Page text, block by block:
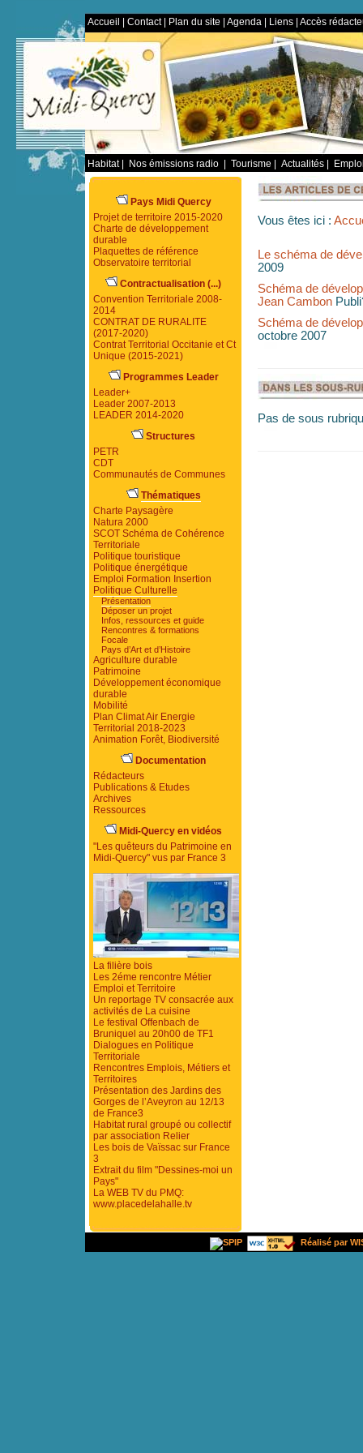
Accueil Contact| Plan du site Agenda Liens Accès
Habitat| Nos émissions radio Tourisme Actualités
Vous êtes ici :
Le schéma de
2009
Schéma de
Jean Cambon
Schéma de
octobre 2007
Pas de sous
Pays Midi Quercy
Projet de territoire 2015-2020
Charte de développement
durable
Plaquettes de référence
Observatoire territorial
Contractualisation (...)
Convention Territoriale 2008-
2014
CONTRAT DE RURALITE
(2017-2020)
Contrat Territorial Occitanie et Ct
Unique (2015-2021)
Programmes Leader
Leader+
Leader 2007-2013
LEADER 2014-2020
Structures
PETR
CDT
Communautés de Communes
Thématiques
Charte Paysagère
Natura 2000
SCOT Schéma de Cohérence
Territoriale
Politique touristique
Politique énergétique
Emploi Formation Insertion
Politique Culturelle
Présentation
Déposer un projet
Infos, ressources et guide
Rencontres & formations
Focale
Pays d’Art et d’Histoire
Agriculture durable
Patrimoine
Développement économique
durable
Mobilité
Plan Climat Air Energie
Territorial 2018-2023
Animation Forêt, Biodiversité
Documentation
Rédacteurs
Publications & Etudes
Archives
Ressources
Midi-Quercy en vidéos
"Les quêteurs du Patrimoine en
Midi-Quercy" vus par France 3
La filière bois
Les 2éme rencontre Métier
Emploi et Territoire
Un reportage TV consacrée aux
activités de La cuisine
Le festival Offenbach de
Bruniquel au 20h00 de TF1
Dialogues en Politique
Territoriale
Rencontres Emplois, Métiers et
Territoires
Présentation des Jardins des
Gorges de l’Aveyron au 12/13
de France3
Habitat rural groupé ou collectif
par association Relier
Les bois de Vaïssac sur France
3
Extrait du film "Dessines-moi un
Pays"
La WEB TV du PMQ:
www.placedelahalle.tv
Réalisé par